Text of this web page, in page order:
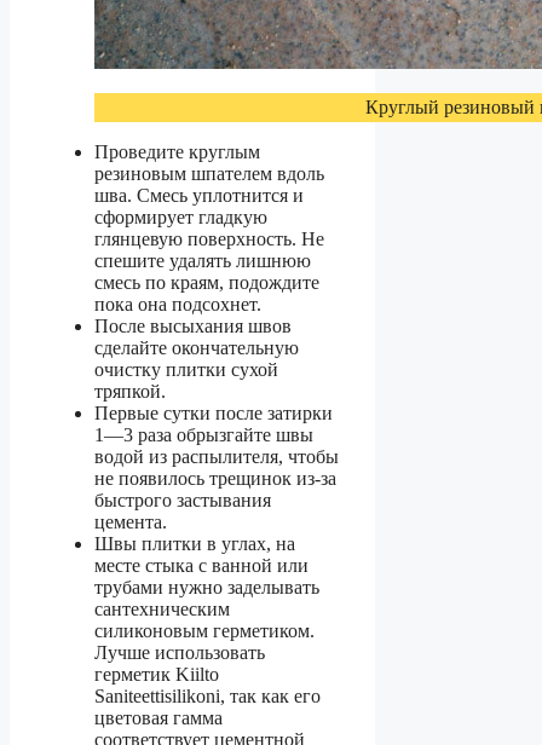
Круглый резиновый
Проведите круглым
резиновым шпателем вдоль
шва. Смесь уплотнится и
сформирует гладкую
глянцевую поверхность. Не
спешите удалять лишнюю
смесь по краям, подождите
пока она подсохнет.
После высыхания швов
сделайте окончательную
очистку плитки сухой
тряпкой.
Первые сутки после затирки
1—3 раза обрызгайте швы
водой из распылителя, чтобы
не появилось трещинок из-за
быстрого застывания
цемента.
Швы плитки в углах, на
месте стыка с ванной или
трубами нужно заделывать
сантехническим
силиконовым герметиком.
Лучше использовать
герметик Kiilto
Saniteettisilikoni, так как его
цветовая гамма
соответствует цементной